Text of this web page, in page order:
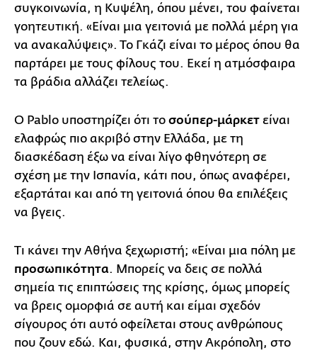
συγκοινωνία, η Κυψέλη, όπου μένει, του φαίνεται
γοητευτική. «Είναι μια γειτονιά με πολλά μέρη για
να ανακαλύψεις». Το Γκάζι είναι το μέρος όπου θα
παρτάρει με τους φίλους του. Εκεί η ατμόσφαιρα
τα βράδια αλλάζει τελείως.
Ο Pablo υποστηρίζει ότι το σούπερ-μάρκετ είναι
ελαφρώς πιο ακριβό στην Ελλάδα, με τη
διασκέδαση έξω να είναι λίγο φθηνότερη σε
σχέση με την Ισπανία, κάτι που, όπως αναφέρει,
εξαρτάται και από τη γειτονιά όπου θα επιλέξεις
να βγεις.
Τι κάνει την Αθήνα ξεχωριστή; «Είναι μια πόλη με
προσωπικότητα. Μπορείς να δεις σε πολλά
σημεία τις επιπτώσεις της κρίσης, όμως μπορείς
να βρεις ομορφιά σε αυτή και είμαι σχεδόν
σίγουρος ότι αυτό οφείλεται στους ανθρώπους
που ζουν εδώ. Και, φυσικά, στην Ακρόπολη, στο